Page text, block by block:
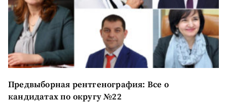
Предвыборная рентгенография: Все о
кандидатах по округу №22